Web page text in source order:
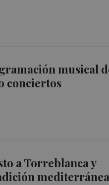
musical
conciertos
a Torreblanca y